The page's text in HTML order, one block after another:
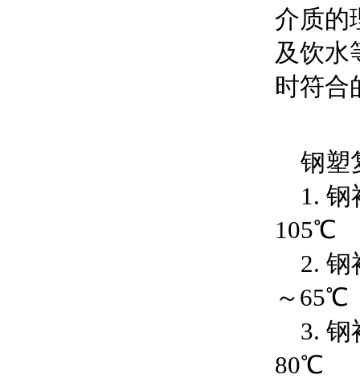
介质的
及饮水
时符合
钢塑
1. 钢
105℃
2. 钢
～65℃
3. 钢
80℃